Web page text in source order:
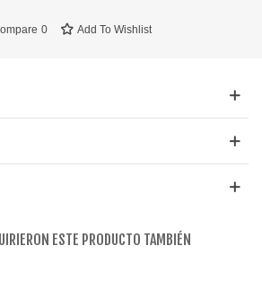
0 Add To Wishlist
ESTE PRODUCTO TAMBIÉN